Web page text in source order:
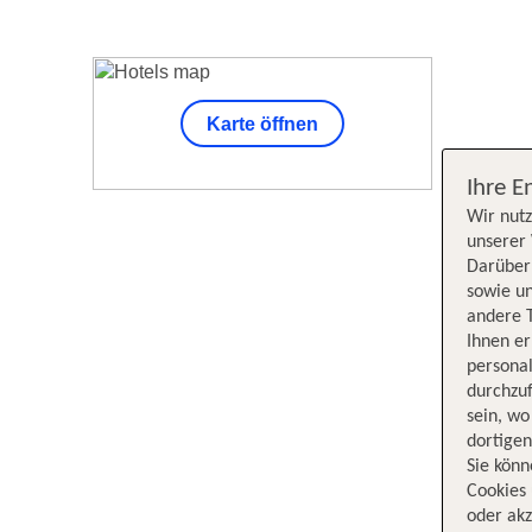
Unsere
Karte öffnen
Ihre
Wir
unserer
sowie
andere
Ihnen
sein,
Sie
oder